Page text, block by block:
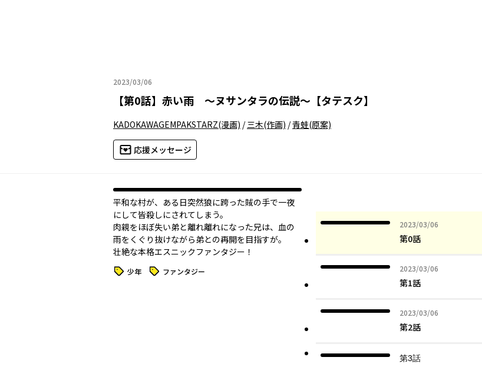
2023/03/06
2023年03月06日
【第0話】 赤い雨 ～ヌサンタラの伝説～【タテスク】
KADOKAWAGEMPAKSTARZ(漫画) /三木(作画) /青蛙(原案)
応援メッセージ
平和な村が、ある日突然狼に跨った賊の手で一夜
にして皆殺しにされてしまう。
肉親をほぼ失い弟と離れ離れになった兄は、血の
雨をくぐり抜けながら弟との再開を目指すが――。
壮絶な本格エスニックファンタジー！
タグ 少年 タグ ファンタジー
2023/03/06
2023年03月06日
第0話
2023/03/06
2023年03月06日
第1話
2023/03/06
2023年03月06日
第2話
第3話